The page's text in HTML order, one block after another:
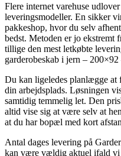
Flere internet varehuse
leveringsmodeller. En sikker
pakkeshop, hvor du selv
bedst. Metoden er jo ekstremt
tillige den mest letkøbte
garderobeskab i jern – 200×92
Du kan ligeledes planlægge
din arbejdsplads. Løsningen
samtidig temmelig let. Den
altid vise sig at være selv at
at du har bopæl med kort
Antal dages levering på
kan være vældig aktuel ifald vi